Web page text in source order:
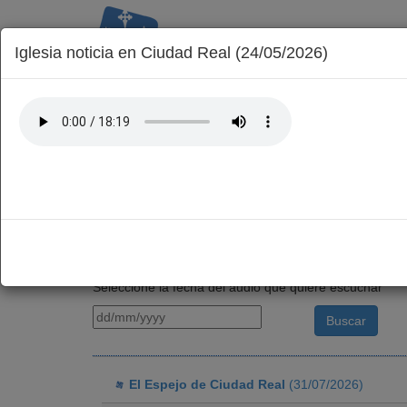
Seleccione la fecha del audio que quiere escuchar
El Espejo de Ciudad Real (31/07/2026)
Iglesia noticia en Ciudad Real (24/05/2026)